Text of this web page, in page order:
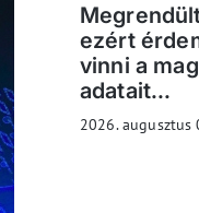
ezért
vinni a
adatait...
2026. augusztus